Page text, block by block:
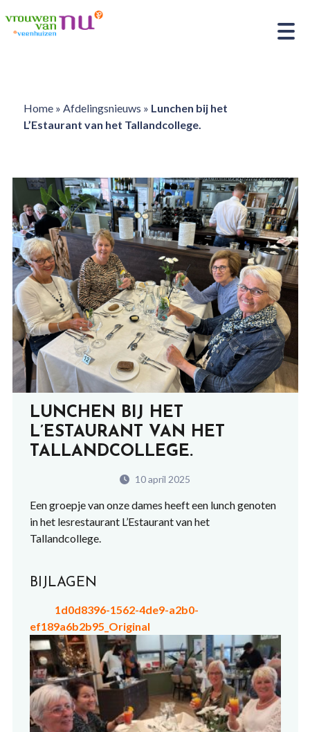
Home» Afdelingsnieuws » Lunchen bij het
L’Estaurant van het Tallandcollege.
LUNCHEN BIJ HET
L’ESTAURANT VAN HET
TALLANDCOLLEGE.
10 april 2025
Een groepje van onze dames heeft een lunch genoten
in het lesrestaurant L’Estaurant van het
Tallandcollege.
BIJLAGEN
1d0d8396-1562-4de9-a2b0-
ef189a6b2b95_Original